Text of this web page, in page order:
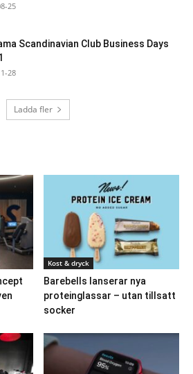
25
Scandinavian Club Business Days
28
Ladda fler
Kost & dryck
Barebells lanserar nya
proteinglassar – utan tillsatt
socker